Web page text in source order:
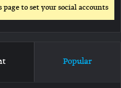
to set your social accounts.
Popular